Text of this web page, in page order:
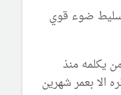
ضوء قوي
يكلمه منذ
الا بعمر شهرين